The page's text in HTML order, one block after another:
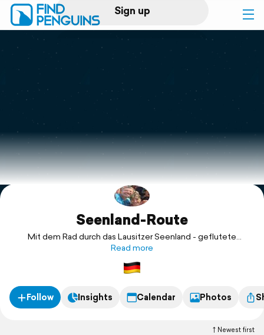
Sign up
Log in
Print a book
Flyover video
Explore
SupportSeenland-Route
Mit dem Rad durch das Lausitzer Seenland - geflutete
ehemalige Braunkohletagebaue
Read more
Follow Insights Calendar Photos
Newest first